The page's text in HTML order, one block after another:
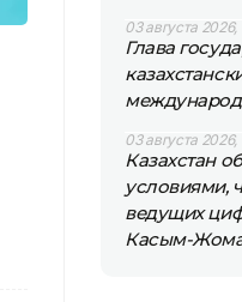
03 августа 2026,
Глава
03 августа 2026,
Казахстан
условиями,
ведущих
Касым-